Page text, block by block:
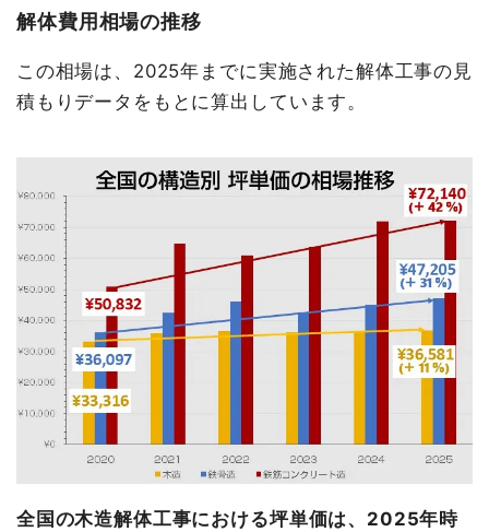
解体費用相場の推移
この相場は、2025年までに実施された解体工事の見
積もりデータをもとに算出しています。
全国の木造解体工事における坪単価は、2025年時